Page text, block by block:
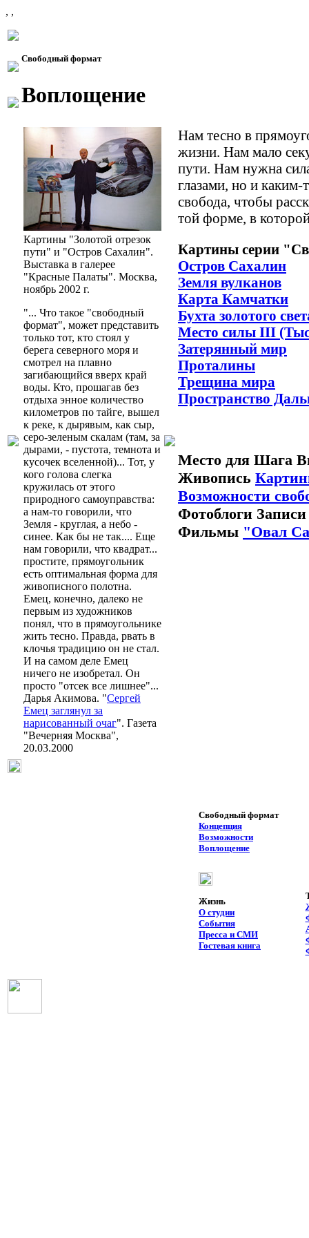
, ,
Свободный формат
Воплощение
Картины "Золотой отрезок
пути" и "Остров Сахалин".
Выставка в галерее
"Красные Палаты". Москва,
ноябрь 2002 г.
"... Что такое "свободный
формат", может представить
только тот, кто стоял у
берега северного моря и
смотрел на плавно
загибающийся вверх край
воды. Кто, прошагав без
отдыха энное количество
километров по тайге, вышел
к реке, к дырявым, как сыр,
серо-зеленым скалам (там, за
дырами, - пустота, темнота и
кусочек вселенной)... Тот, у
кого голова слегка
кружилась от этого
природного самоуправства:
а нам-то говорили, что
Земля - круглая, а небо -
синее. Как бы не так.... Еще
нам говорили, что квадрат...
простите, прямоугольник
есть оптимальная форма для
живописного полотна.
Емец, конечно, далеко не
первым из художников
понял, что в прямоугольнике
жить тесно. Правда, рвать в
клочья традицию он не стал.
И на самом деле Емец
ничего не изобретал. Он
просто "отсек все лишнее"...
Дарья Акимова. "Сергей
Емец заглянул за
нарисованный очаг". Газета
"Вечерняя Москва",
20.03.2000
Нам тесно в
жизни. Нам мало
пути. Нам нужна
глазами, но и
свобода, чтобы
той форме, в
Картины серии
Остров Сахалин
Земля вулканов
Карта Камчатки
Бухта золотого
Место силы III
Затерянный мир
Проталины
Трещина мира
Пространство
Место для Шага
Живопись
Возможности
Фотоблоги
Фильмы "Овал
Свободный формат
Концепция
Возможности
Воплощение
Жизнь
О студии
События
Пресса и СМИ
Гостевая книга